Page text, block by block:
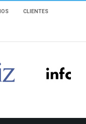
CLIENTES